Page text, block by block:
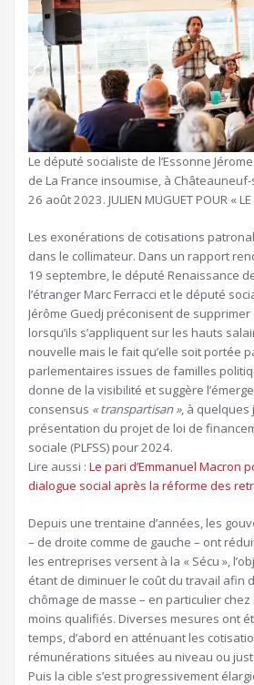
Le député socialiste de l’Essonne
de La France insoumise, à
26 août 2023. JULIEN MUGUET POUR «
Les exonérations de cotisations
dans le collimateur. Dans un rapport
19 septembre, le député Renaissance
l’étranger Marc Ferracci et le député
Jérôme Guedj préconisent de
lorsqu’ils s’appliquent sur les hauts
nouvelle mais le fait qu’elle soit portée
parlementaires issues de familles
donne de la visibilité et suggère
consensus « transpartisan », à quelques
présentation du projet de loi de
sociale (PLFSS) pour 2024.
Lire aussi : Article
réservé
nos
abonnés
Le pari d’Emmanuel Macron
dialogue social après la réforme des
Depuis une trentaine d’années, les
– de droite comme de gauche – ont
les entreprises versent à la « Sécu »,
étant de diminuer le coût du travail afin
chômage de masse – en particulier
moins qualifiés. Diverses mesures ont
temps, d’abord en atténuant les
rémunérations situées au niveau ou
Puis la cible s’est progressivement